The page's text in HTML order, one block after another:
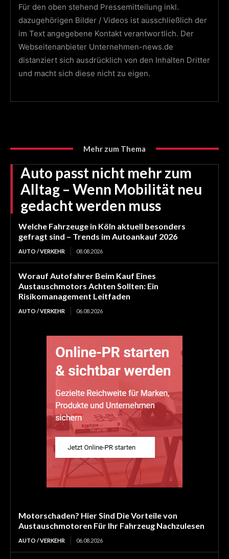
Für den oben stehend Pressemitteilung inkl.
dazugehörigen Bilder / Videos ist ausschließlich der
im Text angegebene Kontakt verantwortlich. Der
Webseitenanbieter Unternehmen-news.de
distanziert sich ausdrücklich von den Inhalten Dritter
und macht sich diese nicht zu eigen.
Mehr zum Thema
Auto passt nicht mehr zum
Alltag – Wenn Mobilität neu
gedacht werden muss
Welche Fahrzeuge in Köln aktuell besonders
gefragt sind – Trends im Autoankauf 2026
AUTO / VERKEHR 08.08.2026
Worauf Autofahrer Beim Kauf Eines
Austauschmotors Achten Sollten: Ein
Risikomanagement Leitfaden
AUTO / VERKEHR 06.08.2026
Motorschaden? Hier Sind Die Vorteile von
Austauschmotoren Für Ihr Fahrzeug Nachzulesen
AUTO / VERKEHR 06.08.2026